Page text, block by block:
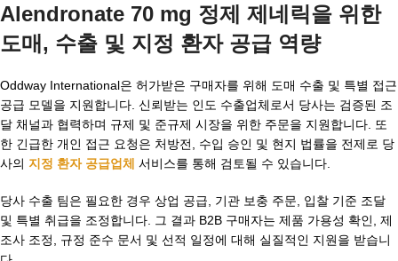
Alendronate 70 mg 정제 제네릭을 위한
도매, 수출 및 지정 환자 공급 역량
Oddway International은 허가받은 구매자를 위해 도매 수출 및 특별 접근
공급 모델을 지원합니다. 신뢰받는 인도 수출업체로서 당사는 검증된 조
달 채널과 협력하며 규제 및 준규제 시장을 위한 주문을 지원합니다. 또
한 긴급한 개인 접근 요청은 처방전, 수입 승인 및 현지 법률을 전제로 당
사의 지정 환자 공급업체 서비스를 통해 검토될 수 있습니다.
당사 수출 팀은 필요한 경우 상업 공급, 기관 보충 주문, 입찰 기준 조달
및 특별 취급을 조정합니다. 그 결과 B2B 구매자는 제품 가용성 확인, 제
조사 조정, 규정 준수 문서 및 선적 일정에 대해 실질적인 지원을 받습니